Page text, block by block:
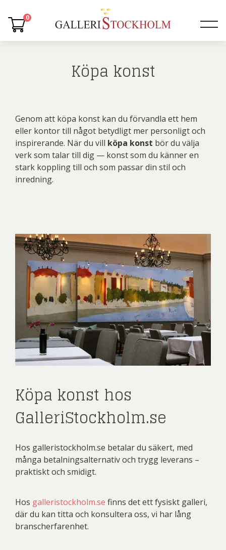
0
Köpa konst
Genom att köpa konst kan du förvandla ett hem
eller kontor till något betydligt mer personligt och
inspirerande. När du vill köpa konst bör du välja
verk som talar till dig — konst som du känner en
stark koppling till och som passar din stil och
inredning.
Köpa konst hos
GalleriStockholm.se
Hos galleristockholm.se betalar du säkert, med
många betalningsalternativ och trygg leverans –
praktiskt och smidigt.
Hos galleristockholm.se finns det ett fysiskt galleri,
där du kan titta och konsultera oss, vi har lång
branscherfarenhet.